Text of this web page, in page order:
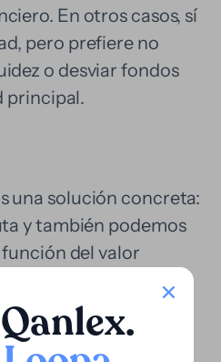
.
En otros casos, sí
pero prefiere no
o desviar fondos
principal.
una solución concreta:
y también podemos
del valor